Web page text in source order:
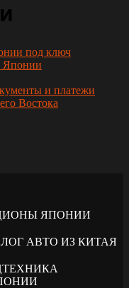
под ключ
Японии
и платежи
Востока
ЯПОНИИ
АВТО ИЗ КИТАЯ